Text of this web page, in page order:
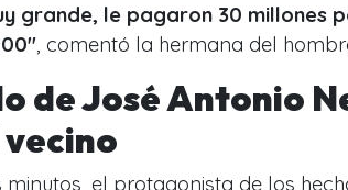
grande, le pagaron 30 millones
, comentó la hermana del
de José Antonio
minutos, el protagonista de los